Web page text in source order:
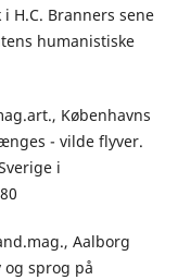
H.C. Branners sene
humanistiske
Københavns
- vilde flyver.
i
Aalborg
og sprog på